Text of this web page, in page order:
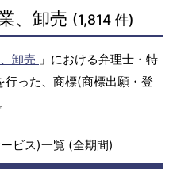
、卸売 (1,814 件)
卸売 」における弁理士・特
った、商標(商標出願・登
ビス)一覧 (全期間)